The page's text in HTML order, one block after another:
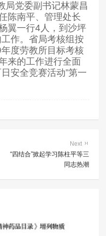
局党委副书记林蒙昌
陈南平、管理处长
翼一行4 人，到沙坪
作。省局考核组按
年度劳教所目标考核
来的工作进行全面
安全竞赛活动”第一
Next
“四结合”掀起学习陈柱平等三
同志热潮